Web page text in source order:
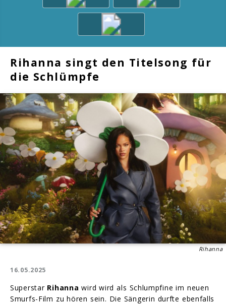
Rihanna singt den Titelsong für
die Schlümpfe
Rihanna
16.05.2025
Superstar Rihanna wird wird als Schlumpfine im neuen
Smurfs-Film zu hören sein. Die Sängerin durfte ebenfalls